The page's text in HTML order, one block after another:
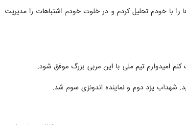
را با خودم تحلیل کردم و در خلوت خودم اشتباهات را مدیریت
امیدوارم تیم ملی با این مربی بزرگ موفق شود.